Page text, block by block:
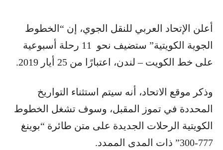
أعلن الإتحاد العربي للنقل الجوي، إن “الخطوط
الجوية الكويتية” ستضيف نحو 11 رحلة أسبوعية
على خط الكويت – لندن، اعتبارًا من 25 أيار 2019.
وذكر موقع الاتحاد، أنه سيتم استثناء التواريخ
المحددة في تموز المقبل، وسوف تشغل الخطوط
الكويتية الرحلات الجديدة على متن طائرة “بوينغ
777-300” ذات المدى الممدد.